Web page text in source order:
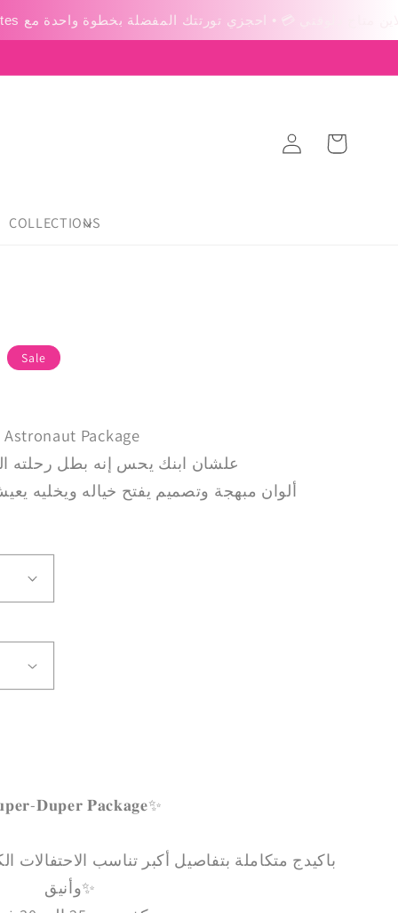
COLLECTIONS
Log
in
عربة
التسوق
Sale
Astronaut Package
علشان ابنك يحس إنه بطل رحلته
ألوان مبهجة وتصميم يفتح خياله ويخليه
𝐃𝐮𝐩𝐞𝐫 𝐏𝐚𝐜𝐤𝐚𝐠𝐞✨
باكيدج متكاملة بتفاصيل أكبر تناسب
وأنيق✨